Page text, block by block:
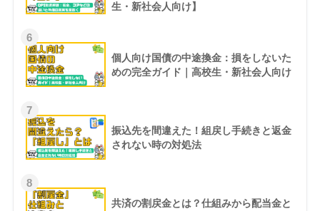
生・新社会人向け】
6
個人向け国債の中途換金：損をしないた
めの完全ガイド｜高校生・新社会人向け
7
振込先を間違えた！組戻し手続きと返金
されない時の対処法
8
共済の割戻金とは？仕組みから配当金と